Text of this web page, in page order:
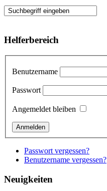
Helferbereich
Benutzername
Passwort
Angemeldet bleiben
Passwort vergessen?
Benutzername vergessen?
Neuigkeiten